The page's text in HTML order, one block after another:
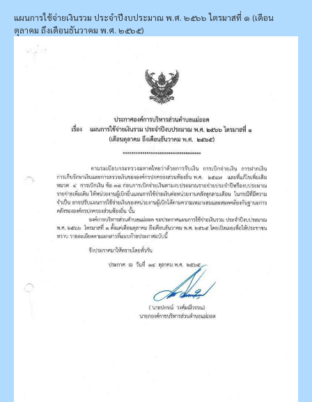
แผนการใช้จ่ายเงินรวม ประจำปีงบประมาณ พ.ศ. ๒๕๖๖ ไตรมาสที่ ๑ (เดือน
ตุลาคม ถึงเดือนธันวาคม พ.ศ. ๒๕๖๕)